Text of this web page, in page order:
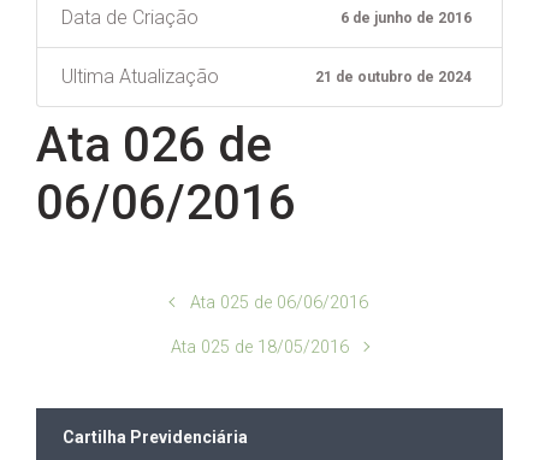
Data de Criação 6 de junho de 2016
Ultima Atualização 21 de outubro de 2024
Ata 026 de
06/06/2016
Ata 025 de 06/06/2016
Ata 025 de 18/05/2016
Cartilha Previdenciária